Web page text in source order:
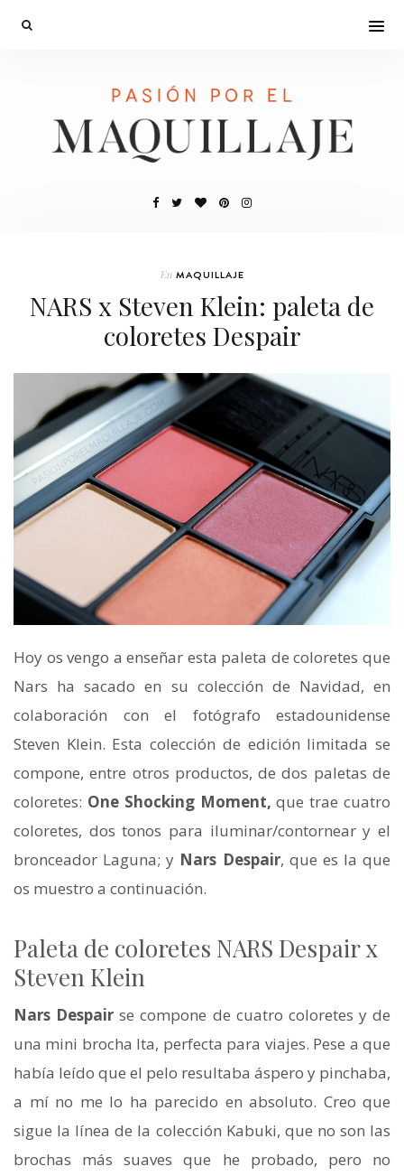
En MAQUILLAJE
NARS x Steven Klein: paleta de
coloretes Despair
Hoy os vengo a enseñar esta paleta de coloretes que
Nars ha sacado en su colección de Navidad, en
colaboración con el fotógrafo estadounidense
Steven Klein. Esta colección de edición limitada se
compone, entre otros productos, de dos paletas de
coloretes: One Shocking Moment, que trae cuatro
coloretes, dos tonos para iluminar/contornear y el
bronceador Laguna; y Nars Despair, que es la que
os muestro a continuación.
Paleta de coloretes NARS Despair x
Steven Klein
Nars Despair se compone de cuatro coloretes y de
una mini brocha Ita, perfecta para viajes. Pese a que
había leído que el pelo resultaba áspero y pinchaba,
a mí no me lo ha parecido en absoluto. Creo que
sigue la línea de la colección Kabuki, que no son las
brochas más suaves que he probado, pero no